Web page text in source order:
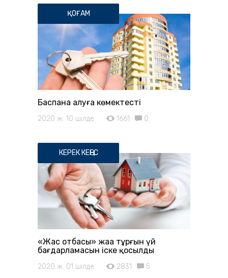
ҚОҒАМ
Баспана алуға көмектесті
2020 ж. 10 шілде 1661 0
КЕРЕК КЕҢЕС
«Жас отбасы» жаңа тұрғын үй
бағдарламасын іске қосылды
2020 ж. 01 шілде 2831 5